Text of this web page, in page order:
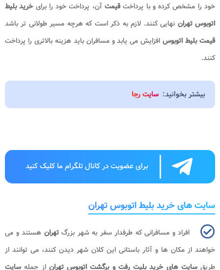
خود را مشخص کرده و با پرداختقیمتآن، پرداخت خود را برایخرید بلیط
اتوبوس تهران نهایی کنند. لازم به ذکر است که هرچه مسیر طولانی تر باشد
قیمت بلیط اتوبوسافزایش می یابد و مسافران باید هزینه بالاتری را پرداخت
کنند.
بیشتر بخوانید: سایت رجا
برای عضویت در کانال تلگرام ما کلیک کنید
سایت های خرید بلیط اتوبوس تهران
افراد و مسافرانی که طرفدار سفر به شهر بزرگتهران هستند و می
خواهند از مکان ها و آثار باستانی این کلان شهر دیدن کنند، می توانند از
طریقسایت های خرید بلیت رفت و برگشت اتوبوس تهراناز جمله سایت